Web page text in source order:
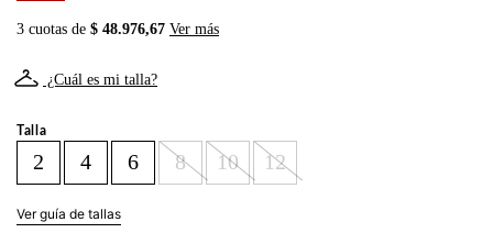
3 cuotas de $ 48.976,67 Ver más
¿Cuál es mi talla?
Talla
2 4 6 8 10 12
Ver guía de tallas